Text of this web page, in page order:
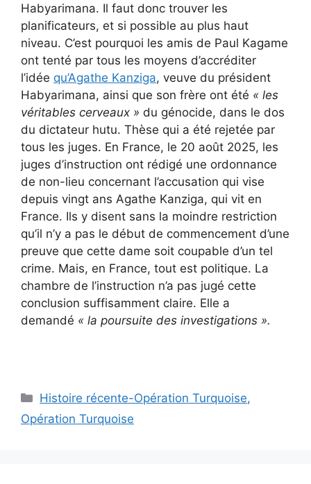
Habyarimana. Il faut donc trouver les
planificateurs, et si possible au plus haut
niveau. C’est pourquoi les amis de Paul Kagame
ont tenté par tous les moyens d’accréditer
l’idée qu’Agathe Kanziga, veuve du président
Habyarimana, ainsi que son frère ont été « les
véritables cerveaux » du génocide, dans le dos
du dictateur hutu. Thèse qui a été rejetée par
tous les juges. En France, le 20 août 2025, les
juges d’instruction ont rédigé une ordonnance
de non-lieu concernant l’accusation qui vise
depuis vingt ans Agathe Kanziga, qui vit en
France. Ils y disent sans la moindre restriction
qu’il n’y a pas le début de commencement d’une
preuve que cette dame soit coupable d’un tel
crime. Mais, en France, tout est politique. La
chambre de l’instruction n’a pas jugé cette
conclusion suffisamment claire. Elle a
demandé « la poursuite des investigations ».
Catégories
Histoire récente-Opération Turquoise,
Opération Turquoise